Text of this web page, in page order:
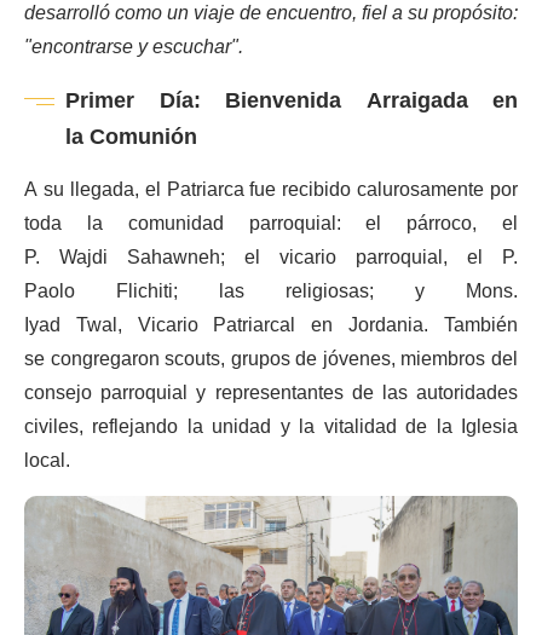
desarrolló como un viaje de encuentro, fiel a su propósito:
"encontrarse y escuchar".
Primer Día: Bienvenida Arraigada en
la Comunión
A su llegada, el Patriarca fue recibido calurosamente por
toda la comunidad parroquial: el párroco, el
P. Wajdi Sahawneh; el vicario parroquial, el P.
Paolo Flichiti; las religiosas; y Mons.
Iyad Twal, Vicario Patriarcal en Jordania. También
se congregaron scouts, grupos de jóvenes, miembros del
consejo parroquial y representantes de las autoridades
civiles, reflejando la unidad y la vitalidad de la Iglesia
local.